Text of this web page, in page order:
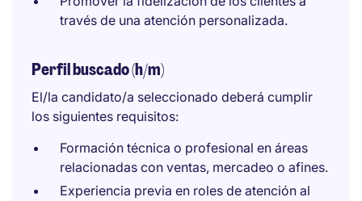
través de una atención personalizada.
Perfil buscado (h/m)
El/la candidato/a seleccionado deberá cumplir
los siguientes requisitos:
Formación técnica o profesional en áreas
relacionadas con ventas, mercadeo o afines.
Experiencia previa en roles de atención al